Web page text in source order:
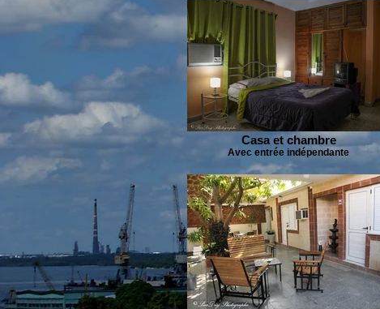
Casa et chambre
Avec entrée indépendante